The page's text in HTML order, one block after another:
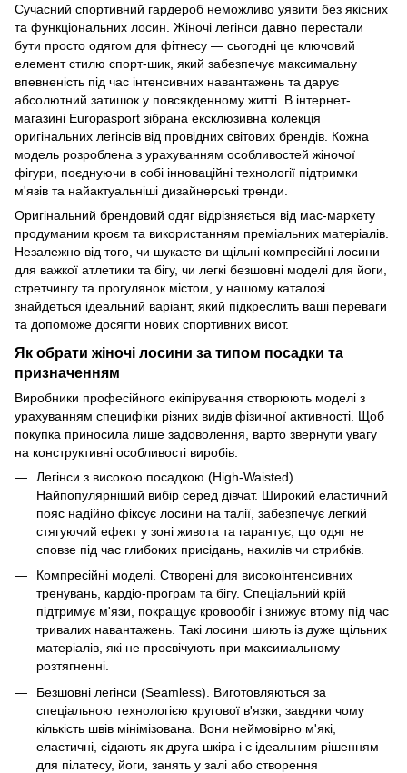
Сучасний спортивний гардероб неможливо уявити без якісних
та функціональних лосин. Жіночі легінси давно перестали
бути просто одягом для фітнесу — сьогодні це ключовий
елемент стилю спорт-шик, який забезпечує максимальну
впевненість під час інтенсивних навантажень та дарує
абсолютний затишок у повсякденному житті. В інтернет-
магазині Europasport зібрана ексклюзивна колекція
оригінальних легінсів від провідних світових брендів. Кожна
модель розроблена з урахуванням особливостей жіночої
фігури, поєднуючи в собі інноваційні технології підтримки
м'язів та найактуальніші дизайнерські тренди.
Оригінальний брендовий одяг відрізняється від мас-маркету
продуманим кроєм та використанням преміальних матеріалів.
Незалежно від того, чи шукаєте ви щільні компресійні лосини
для важкої атлетики та бігу, чи легкі безшовні моделі для йоги,
стретчингу та прогулянок містом, у нашому каталозі
знайдеться ідеальний варіант, який підкреслить ваші переваги
та допоможе досягти нових спортивних висот.
Як обрати жіночі лосини за типом посадки та
призначенням
Виробники професійного екіпірування створюють моделі з
урахуванням специфіки різних видів фізичної активності. Щоб
покупка приносила лише задоволення, варто звернути увагу
на конструктивні особливості виробів.
Легінси з високою посадкою (High-Waisted).
Найпопулярніший вибір серед дівчат. Широкий еластичний
пояс надійно фіксує лосини на талії, забезпечує легкий
стягуючий ефект у зоні живота та гарантує, що одяг не
сповзе під час глибоких присідань, нахилів чи стрибків.
Компресійні моделі. Створені для високоінтенсивних
тренувань, кардіо-програм та бігу. Спеціальний крій
підтримує м'язи, покращує кровообіг і знижує втому під час
тривалих навантажень. Такі лосини шиють із дуже щільних
матеріалів, які не просвічують при максимальному
розтягненні.
Безшовні легінси (Seamless). Виготовляються за
спеціальною технологією кругової в'язки, завдяки чому
кількість швів мінімізована. Вони неймовірно м'які,
еластичні, сідають як друга шкіра і є ідеальним рішенням
для пілатесу, йоги, занять у залі або створення